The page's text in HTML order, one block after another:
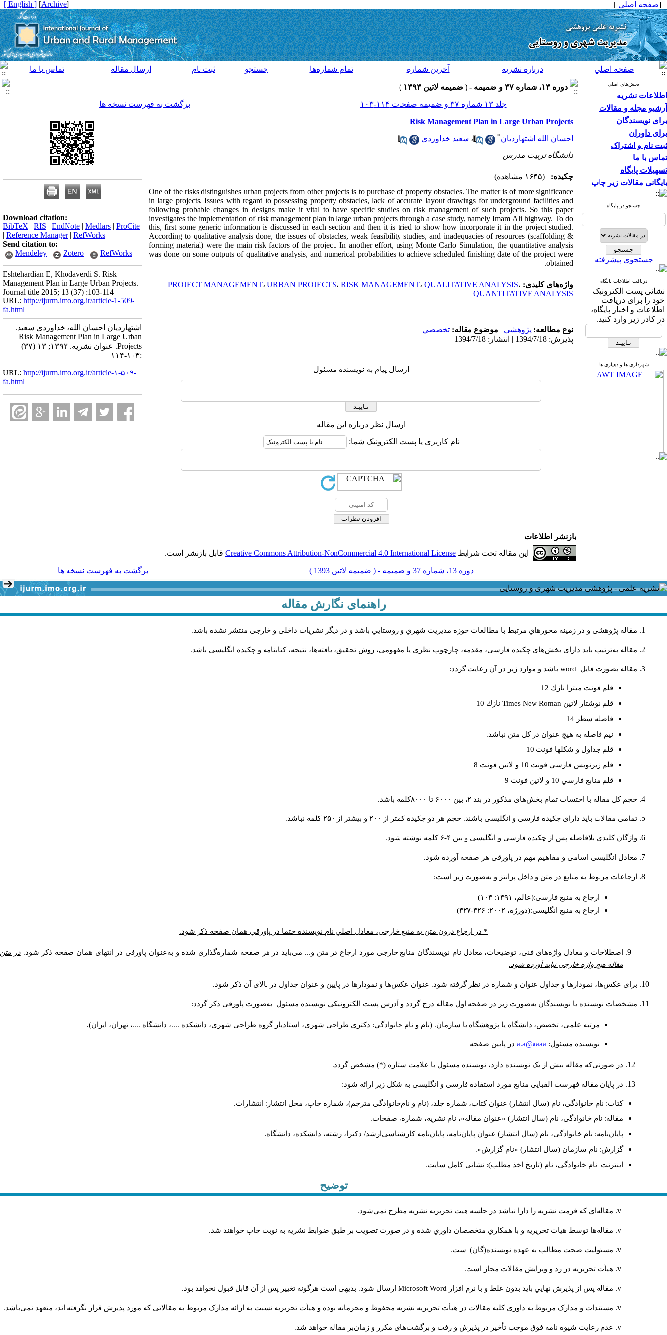
[صفحه اصلی ]
[
Archive
]
[ English ]
صفحه اصلي درباره نشريه آخرين شماره تمام شماره‌ها جستجو ثبت نام ارسال مقاله تماس با ما
بخش‌های اصلی
اطلاعات نشریه
آرشیو مجله و مقالات
برای نویسندگان
برای داوران
ثبت نام و اشتراک
تماس با ما
تسهیلات پایگاه
بایگانی مقالات زیر چاپ
جستجو در پایگاه
جستجوی پیشرفته
دریافت اطلاعات پایگاه
نشانی پست الکترونیک
خود را برای دریافت
اطلاعات و اخبار پایگاه،
در کادر زیر وارد کنید.
شهرداری ها و دهیاری ها
دوره ۱۳، شماره ۳۷ و ضميمه - ( ضميمه لاتين ۱۳۹۳ )
جلد ۱۳ شماره ۳۷ و ضميمه صفحات ۱۱۴-۱۰۳
برگشت به فهرست نسخه ها
Risk Management Plan in Large Urban Projects
احسان الله اشتهاردیان* ، سعید خداوردی
دانشگاه تربیت مدرس
چکیده:
(۱۶۴۵ مشاهده)
One of the risks distinguishes urban projects from other projects is to purchase of property obstacles. The matter is of more significance
in large projects. Issues with regard to possessing property obstacles, lack of accurate layout drawings for underground facilities and
following probable changes in designs make it vital to have specific studies on risk management of such projects. So this paper
investigates the implementation of risk management plan in large urban projects through a case study, namely Imam Ali highway. To do
this, first some generic information is discussed in each section and then it is tried to show how incorporate it in the project studied.
According to qualitative analysis done, the issues of obstacles, weak feasibility studies, and inadequacies of resources (scaffolding &
forming material) were the main risk factors of the project. In another effort, using Monte Carlo Simulation, the quantitative analysis
was done on some outputs of qualitative analysis, and numerical probabilities to achieve scheduled finishing date of the project were
obtained.
واژه‌های کلیدی: PROJECT MANAGEMENT، URBAN PROJECTS، RISK MANAGEMENT، QUALITATIVE ANALYSIS،
QUANTITATIVE ANALYSIS
نوع مطالعه: پژوهشي | موضوع مقاله: تخصصي
پذیرش: 1394/7/18 | انتشار: 1394/7/18
ارسال پیام به نویسنده مسئول
ارسال نظر درباره این مقاله
نام کاربری یا پست الکترونیک شما:
Download citation:
BibTeX | RIS | EndNote | Medlars | ProCite
| Reference Manager| RefWorks
Send citation to:
Mendeley
Zotero RefWorks
Eshtehardian E, Khodaverdi S. Risk
Management Plan in Large Urban Projects.
Journal title 2015; 13 (37) :103-114
URL: http://ijurm.imo.org.ir/article-1-509-
fa.html
اشتهاردیان احسان الله، خداوردی سعید.
Risk Management Plan in Large Urban
Projects. عنوان نشریه. ۱۳۹۳; ۱۳ (۳۷)
:۱۰۳-۱۱۴
URL: http://ijurm.imo.org.ir/article-۱-۵۰۹-
fa.html
بازنشر اطلاعات
این مقاله تحت شرایط Creative Commons Attribution-NonCommercial 4.0 International License قابل بازنشر است.
دوره 13، شماره 37 و ضميمه - ( ضميمه لاتين 1393 ) برگشت به فهرست نسخه ها
راهنمای نگارش مقاله
مقاله پژوهشی و در زمینه محورهاي مرتبط با مطالعات حوزه مديريت شهري و روستايي باشد و در دیگر نشریات داخلی و خارجی منتشر نشده باشد.
مقاله به‌ترتیب باید دارای بخش‌های چکیده فارسی، مقدمه، چارچوب نظری یا مفهومی، روش تحقیق، یافته‌ها، نتیجه، کتابنامه و چکیده انگلیسی باشد.
مقاله بصورت فايل word باشد و موارد زير در آن رعايت گردد:
قلم فونت ميترا نازك 12
قلم نوشتار لاتين Times New Roman نازك 10
فاصله سطر 14
نيم فاصله به هيچ عنوان در كل متن نباشد.
قلم جداول و شكلها فونت 10
قلم زيرنويس فارسي فونت 10 و لاتين فونت 8
قلم منابع فارسي 10 و لاتين فونت 9
حجم کل مقاله با احتساب تمام بخش‌های مذکور در بند ۲، بین ۶۰۰۰ تا ۸۰۰۰کلمه باشد.
تمامی مقالات باید دارای چکیده فارسی و انگلیسی باشند. حجم هر دو چکیده کمتر از ۲۰۰ و بیشتر از ۲۵۰ کلمه نباشد.
واژگان کلیدی بلافاصله پس از چکیده فارسی و انگلیسی و بین ۴-۶ کلمه نوشته شود.
معادل انگلیسی اسامی و مفاهیم مهم در پاورقی هر صفحه آورده شود.
ارجاعات مربوط به منابع در متن و داخل پرانتز و به‌صورت زیر است:
ارجاع به منبع فارسی:(عالم، ۱۳۹۱: ۱۰۳)
ارجاع به منبع انگلیسی:(دورژه، ۲۰۰۲: ۳۲۶-۳۲۷)
* در ارجاع درون متن به منبع خارجی، معادل اصلیِ نام نویسنده حتما در پاورقیِ همان صفحه ذکر شود.
اصطلاحات و معادل واژه‌های فنی، توضیحات، معادل نام نویسندگان منابع خارجی مورد ارجاع در متن و... می‌باید در هر صفحه شماره‌گذاری شده و به‌عنوان پاورقی در انتهای همان صفحه ذکر شود. در متن
مقاله هیچ واژه خارجی نباید آورده شود.
برای عکس‌ها، نمودارها و جداول عنوان و شماره در نظر گرفته شود. عنوان عکس‌ها و نمودارها در پایین و عنوان جداول در بالای آن ذکر شود.
مشخصات نویسنده یا نویسندگان به‌صورت زیر در صفحه اول مقاله درج گردد و آدرس پست الكترونيكي نويسنده مسئول به‌صورت پاورقی ذکر گردد:
مرتبه علمی، تخصص، دانشگاه یا پژوهشگاه یا سازمان. (نام و نام خانوادگي: دکتری طراحی شهری، استادیار گروه طراحی شهری، دانشکده ....، دانشگاه ....، تهران، ایران).
نويسنده مسئول: a.a@aaaa در پايين صفحه
در صورتی‌که مقاله بیش از یک نویسنده دارد، نویسنده مسئول با علامت ستاره (*) مشخص گردد.
در پایان مقاله فهرست الفبایی منابع مورد استفاده فارسی و انگلیسی به شکل زیر ارائه شود:
کتاب: نام خانوادگی، نام (سال انتشار) عنوان کتاب، شماره جلد، (نام و نام‌خانوادگی مترجم)، شماره چاپ، محل انتشار: انتشارات.
مقاله: نام خانوادگی، نام (سال انتشار) «عنوان مقاله»، نام نشریه، شماره، صفحات.
پایان‌نامه: نام خانوادگی، نام (سال انتشار) عنوان پایان‌نامه، پایان‌نامه کارشناسی‌ارشد/ دکترا، رشته، دانشکده، دانشگاه.
گزارش: نام سازمان (سال انتشار) «نام گزارش».
اینترنت: نام خانوادگی، نام (تاریخ اخذ مطلب): نشانی کامل سایت.
توضیح
مقاله‌اي كه فرمت نشريه را دارا نباشد در جلسه هيت تحريريه نشريه مطرح نمي‌شود.
مقاله‌ها توسط هیات تحريريه و با همکاري متخصصان داوري شده و در صورت تصويب بر طبق ضوابط نشريه به نوبت چاپ خواهند شد.
مسئوليت صحت مطالب به عهده نويسنده(گان) است.
هيأت تحريريه در رد و ويرايش مقالات مجاز است.
مقاله پس از پذيرش نهايي باید بدون غلط و با نرم افزار Microsoft Word ارسال شود. بدیهی است هرگونه تغییر پس از آن قابل قبول نخواهد بود.
مستندات و مدارک مربوط به داوری کلیه مقالات در هیأت تحریریه نشریه محفوظ و محرمانه بوده و هیأت تحریریه نسبت به ارائه مدارک مربوط به مقالاتی که مورد پذیرش قرار نگرفته اند، متعهد نمی‌باشد.
عدم رعایت شیوه نامه فوق موجب تأخیر در پذیرش و رفت و برگشت‌‌های مکرر و زمان‌بر مقاله خواهد شد.